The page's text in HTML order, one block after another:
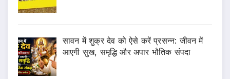
सावन में शुक्र देव को ऐसे करें प्रसन्न: जीवन में
आएगी सुख, समृद्धि और अपार भौतिक संपदा